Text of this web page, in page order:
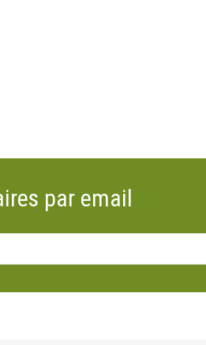
par email